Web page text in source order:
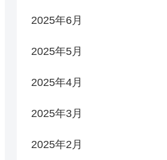
2025年6月
2025年5月
2025年4月
2025年3月
2025年2月